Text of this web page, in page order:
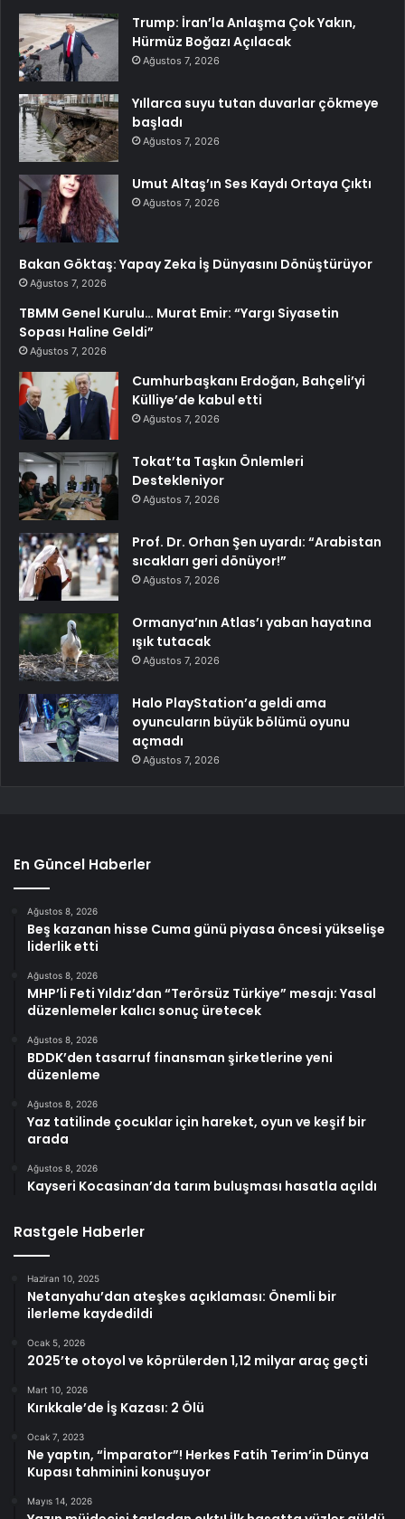
Trump: İran’la Anlaşma Çok Yakın,
Hürmüz Boğazı Açılacak
Ağustos 7, 2026
Yıllarca suyu tutan duvarlar çökmeye
başladı
Ağustos 7, 2026
Umut Altaş’ın Ses Kaydı Ortaya Çıktı
Ağustos 7, 2026
Bakan Göktaş: Yapay Zeka İş Dünyasını Dönüştürüyor
Ağustos 7, 2026
TBMM Genel Kurulu… Murat Emir: “Yargı Siyasetin
Sopası Haline Geldi”
Ağustos 7, 2026
Cumhurbaşkanı Erdoğan, Bahçeli’yi
Külliye’de kabul etti
Ağustos 7, 2026
Tokat’ta Taşkın Önlemleri
Destekleniyor
Ağustos 7, 2026
Prof. Dr. Orhan Şen uyardı: “Arabistan
sıcakları geri dönüyor!”
Ağustos 7, 2026
Ormanya’nın Atlas’ı yaban hayatına
ışık tutacak
Ağustos 7, 2026
Halo PlayStation’a geldi ama
oyuncuların büyük bölümü oyunu
açmadı
Ağustos 7, 2026
En Güncel Haberler
Ağustos 8, 2026
Beş kazanan hisse Cuma günü piyasa öncesi yükselişe
liderlik etti
Ağustos 8, 2026
MHP’li Feti Yıldız’dan “Terörsüz Türkiye” mesajı: Yasal
düzenlemeler kalıcı sonuç üretecek
Ağustos 8, 2026
BDDK’den tasarruf finansman şirketlerine yeni
düzenleme
Ağustos 8, 2026
Yaz tatilinde çocuklar için hareket, oyun ve keşif bir
arada
Ağustos 8, 2026
Kayseri Kocasinan’da tarım buluşması hasatla açıldı
Rastgele Haberler
Haziran 10, 2025
Netanyahu’dan ateşkes açıklaması: Önemli bir
ilerleme kaydedildi
Ocak 5, 2026
2025’te otoyol ve köprülerden 1,12 milyar araç geçti
Mart 10, 2026
Kırıkkale’de İş Kazası: 2 Ölü
Ocak 7, 2023
Ne yaptın, “İmparator”! Herkes Fatih Terim’in Dünya
Kupası tahminini konuşuyor
Mayıs 14, 2026